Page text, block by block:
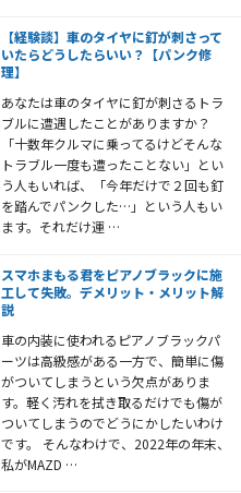
【経験談】車のタイヤに釘が刺さって
いたらどうしたらいい？【パンク修
理】
あなたは車のタイヤに釘が刺さるトラ
ブルに遭遇したことがありますか？
「十数年クルマに乗ってるけどそんな
トラブル一度も遭ったことない」とい
う人もいれば、「今年だけで２回も釘
を踏んでパンクした…」という人もい
ます。それだけ運 …
スマホまもる君をピアノブラックに施
工して失敗。デメリット・メリット解
説
車の内装に使われるピアノブラックパ
ーツは高級感がある一方で、簡単に傷
がついてしまうという欠点がありま
す。軽く汚れを拭き取るだけでも傷が
ついてしまうのでどうにかしたいわけ
です。 そんなわけで、2022年の年末、
私がMAZD …